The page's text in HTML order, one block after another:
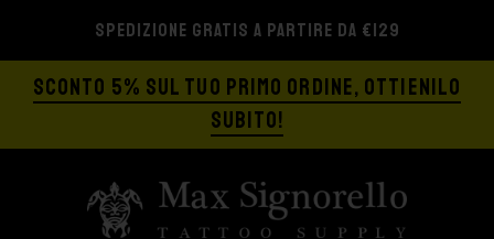
SPEDIZIONE GRATIS A PARTIRE DA €129
SCONTO 5% SUL TUO PRIMO ORDINE, OTTIENILO
SUBITO!